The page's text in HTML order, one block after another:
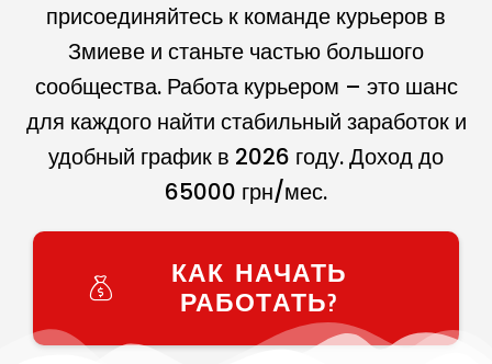
присоединяйтесь к команде курьеров в
Змиеве и станьте частью большого
сообщества. Работа курьером – это шанс
для каждого найти стабильный заработок и
удобный график в 2026 году. Доход до
65000 грн/мес.
КАК НАЧАТЬ
РАБОТАТЬ?